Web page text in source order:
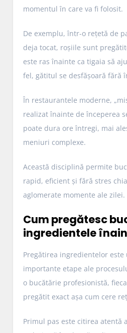
momentul în care va fi folosit.
De exemplu, într-o rețetă de
deja tocat, roșiile sunt
este ras înainte ca tigaia să
fel, gătitul se desfășoară fără
În restaurantele moderne,
realizat înainte de începerea
poate dura ore întregi, mai
meniuri complexe.
Această disciplină permite
rapid, eficient și fără stres
aglomerate momente ale zilei.
Cum pregătesc
ingredientele
Pregătirea ingredientelor
importante etape ale
o bucătărie profesionistă,
pregătit exact așa cum cere
Primul pas este citirea atentă